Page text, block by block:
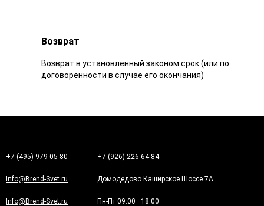
Возврат
Возврат в установленный законом срок (или по
договоренности в случае его окончания)
+7 (495) 979-05-80 +7 (926) 226-64-84
Info@Brend-Svet.ru Домодедово Каширское Шоссе 7А
Info@Brend-Svet.ru Пн-Пт 09:00—18:00